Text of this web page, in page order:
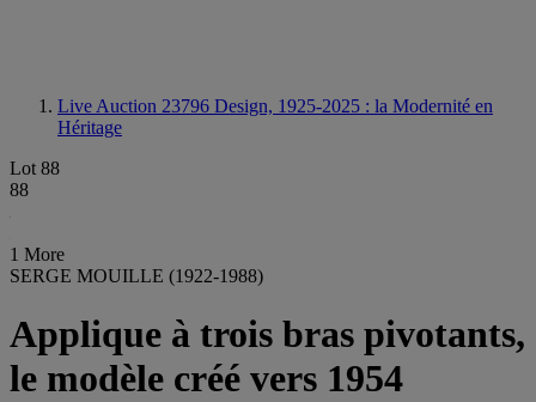
Live Auction 23796 Design, 1925-2025 : la Modernité en
Héritage
Lot 88
88
1 More
SERGE MOUILLE (1922-1988)
Applique à trois bras pivotants,
le modèle créé vers 1954